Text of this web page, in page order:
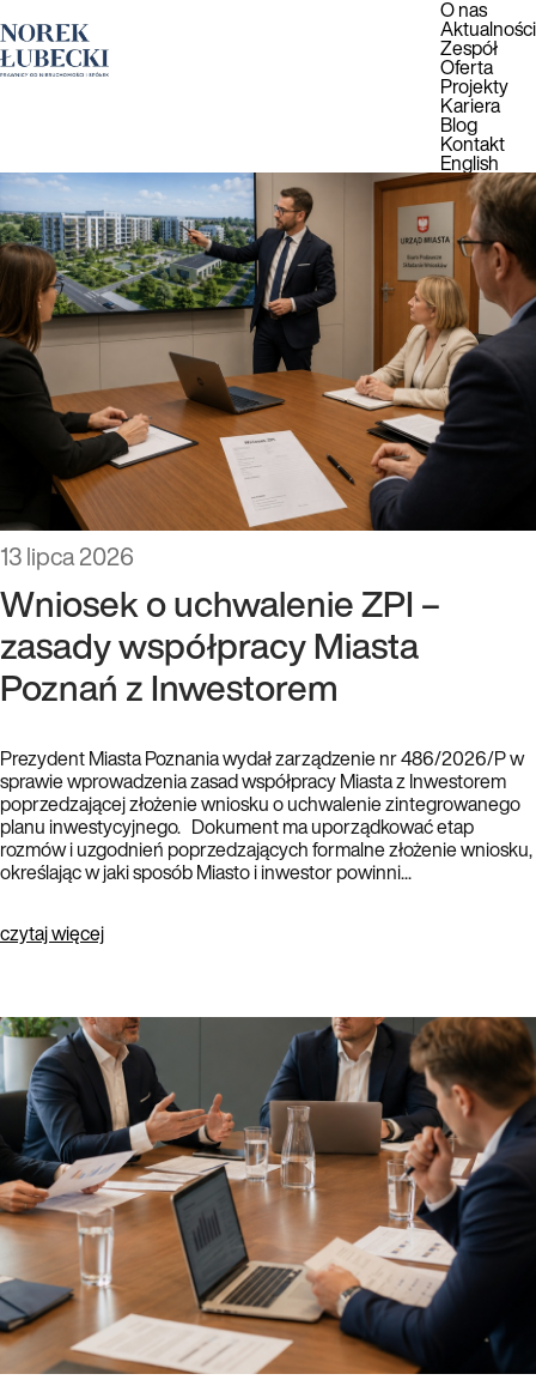
O nas
Aktualności
Zespół
Oferta
Projekty
Kariera
Blog
Kontakt
English
13 lipca 2026
Wniosek o uchwalenie ZPI –
zasady współpracy Miasta
Poznań z Inwestorem
Prezydent Miasta Poznania wydał zarządzenie nr 486/2026/P w
sprawie wprowadzenia zasad współpracy Miasta z Inwestorem
poprzedzającej złożenie wniosku o uchwalenie zintegrowanego
planu inwestycyjnego. Dokument ma uporządkować etap
rozmów i uzgodnień poprzedzających formalne złożenie wniosku,
określając w jaki sposób Miasto i inwestor powinni...
czytaj więcej